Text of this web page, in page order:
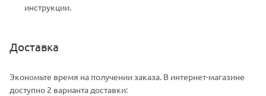
инструкции.
Доставка
Экономьте время на получении заказа. В интернет-магазине
доступно 2 варианта доставки: